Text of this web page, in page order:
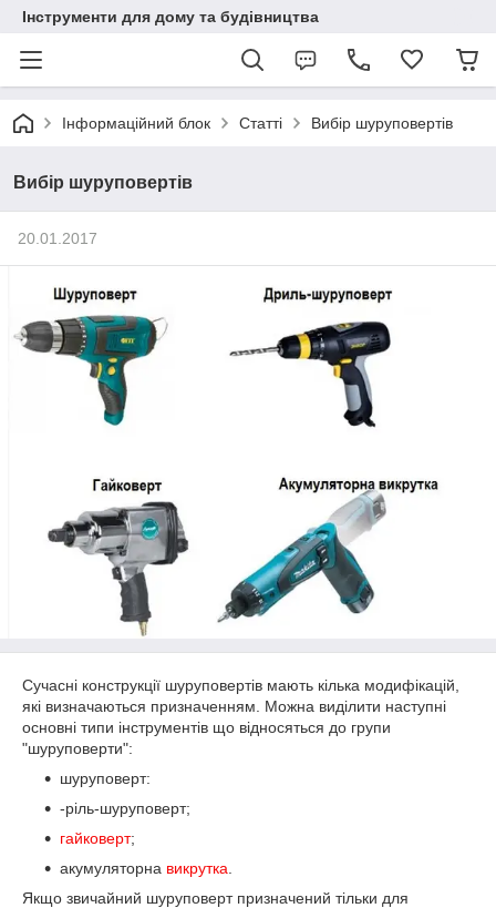
Інструменти для дому та будівництва
Інформаційний блок Статті Вибір шуруповертів
Вибір шуруповертів
20.01.2017
Сучасні конструкції шуруповертів мають кілька модифікацій,
які визначаються призначенням. Можна виділити наступні
основні типи інструментів що відносяться до групи
"шуруповерти":
шуруповерт:
-ріль-шуруповерт;
гайковерт;
акумуляторна викрутка
Якщо звичайний шуруповерт призначений тільки для